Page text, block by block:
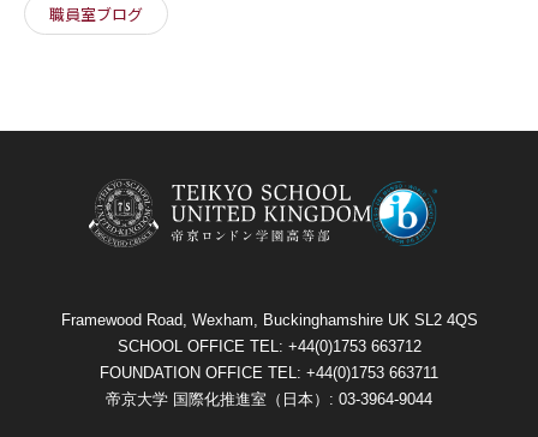
職員室ブログ
Framewood Road, Wexham, Buckinghamshire UK SL2 4QS
SCHOOL OFFICE TEL: +44(0)1753 663712
FOUNDATION OFFICE TEL: +44(0)1753 663711
帝京大学 国際化推進室（日本）: 03-3964-9044